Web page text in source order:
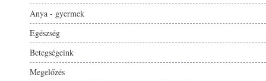
Anya - gyermek
Egészség
Betegségeink
Megelőzés